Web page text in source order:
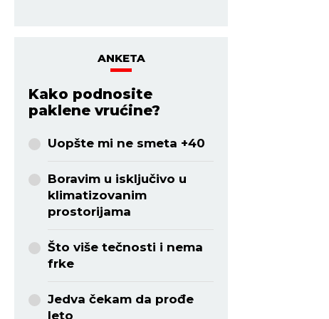
ANKETA
Kako podnosite
paklene vrućine?
Uopšte mi ne smeta +40
Boravim u isključivo u
klimatizovanim
prostorijama
Što više tečnosti i nema
frke
Jedva čekam da prođe
leto